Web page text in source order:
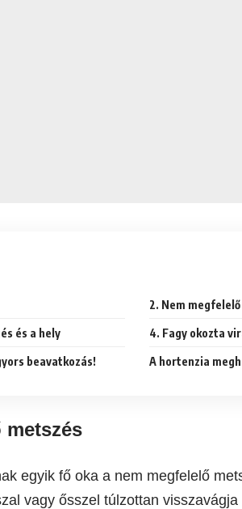
2. Nem
és a hely 4. Fagy okozta
beavatkozás! A hortenzia
metszés
egyik fő oka a nem megfelelő
vagy ősszel túlzottan